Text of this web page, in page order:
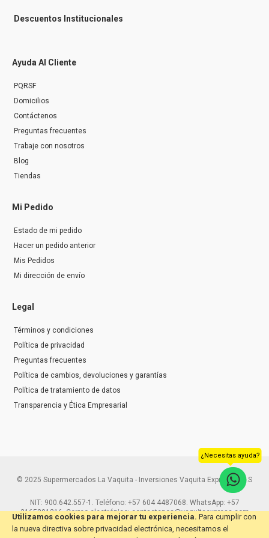
Utilizamos cookies para mejorar tu experiencia. Para cumplir con
la nueva directiva sobre privacidad electrónica, necesitamos el
Descuentos Institucionales
Ayuda Al Cliente
PQRSF
Domicilios
Contáctenos
Preguntas frecuentes
Trabaje con nosotros
Blog
Tiendas
Mi Pedido
Estado de mi pedido
Hacer un pedido anterior
Mis Pedidos
Mi dirección de envío
Legal
Términos y condiciones
Política de privacidad
Preguntas frecuentes
Política de cambios, devoluciones y garantías
Política de tratamiento de datos
Transparencia y Ética Empresarial
© 2025 Supermercados La Vaquita - Inversiones Vaquita Express S.A.S
NIT: 900.642.557-1. Teléfono: +57 604 4487068. WhatsApp: +57
3165291216. Correo electrónico: contactenos@vaquitaexpress.com
¿Necesitas ayuda?